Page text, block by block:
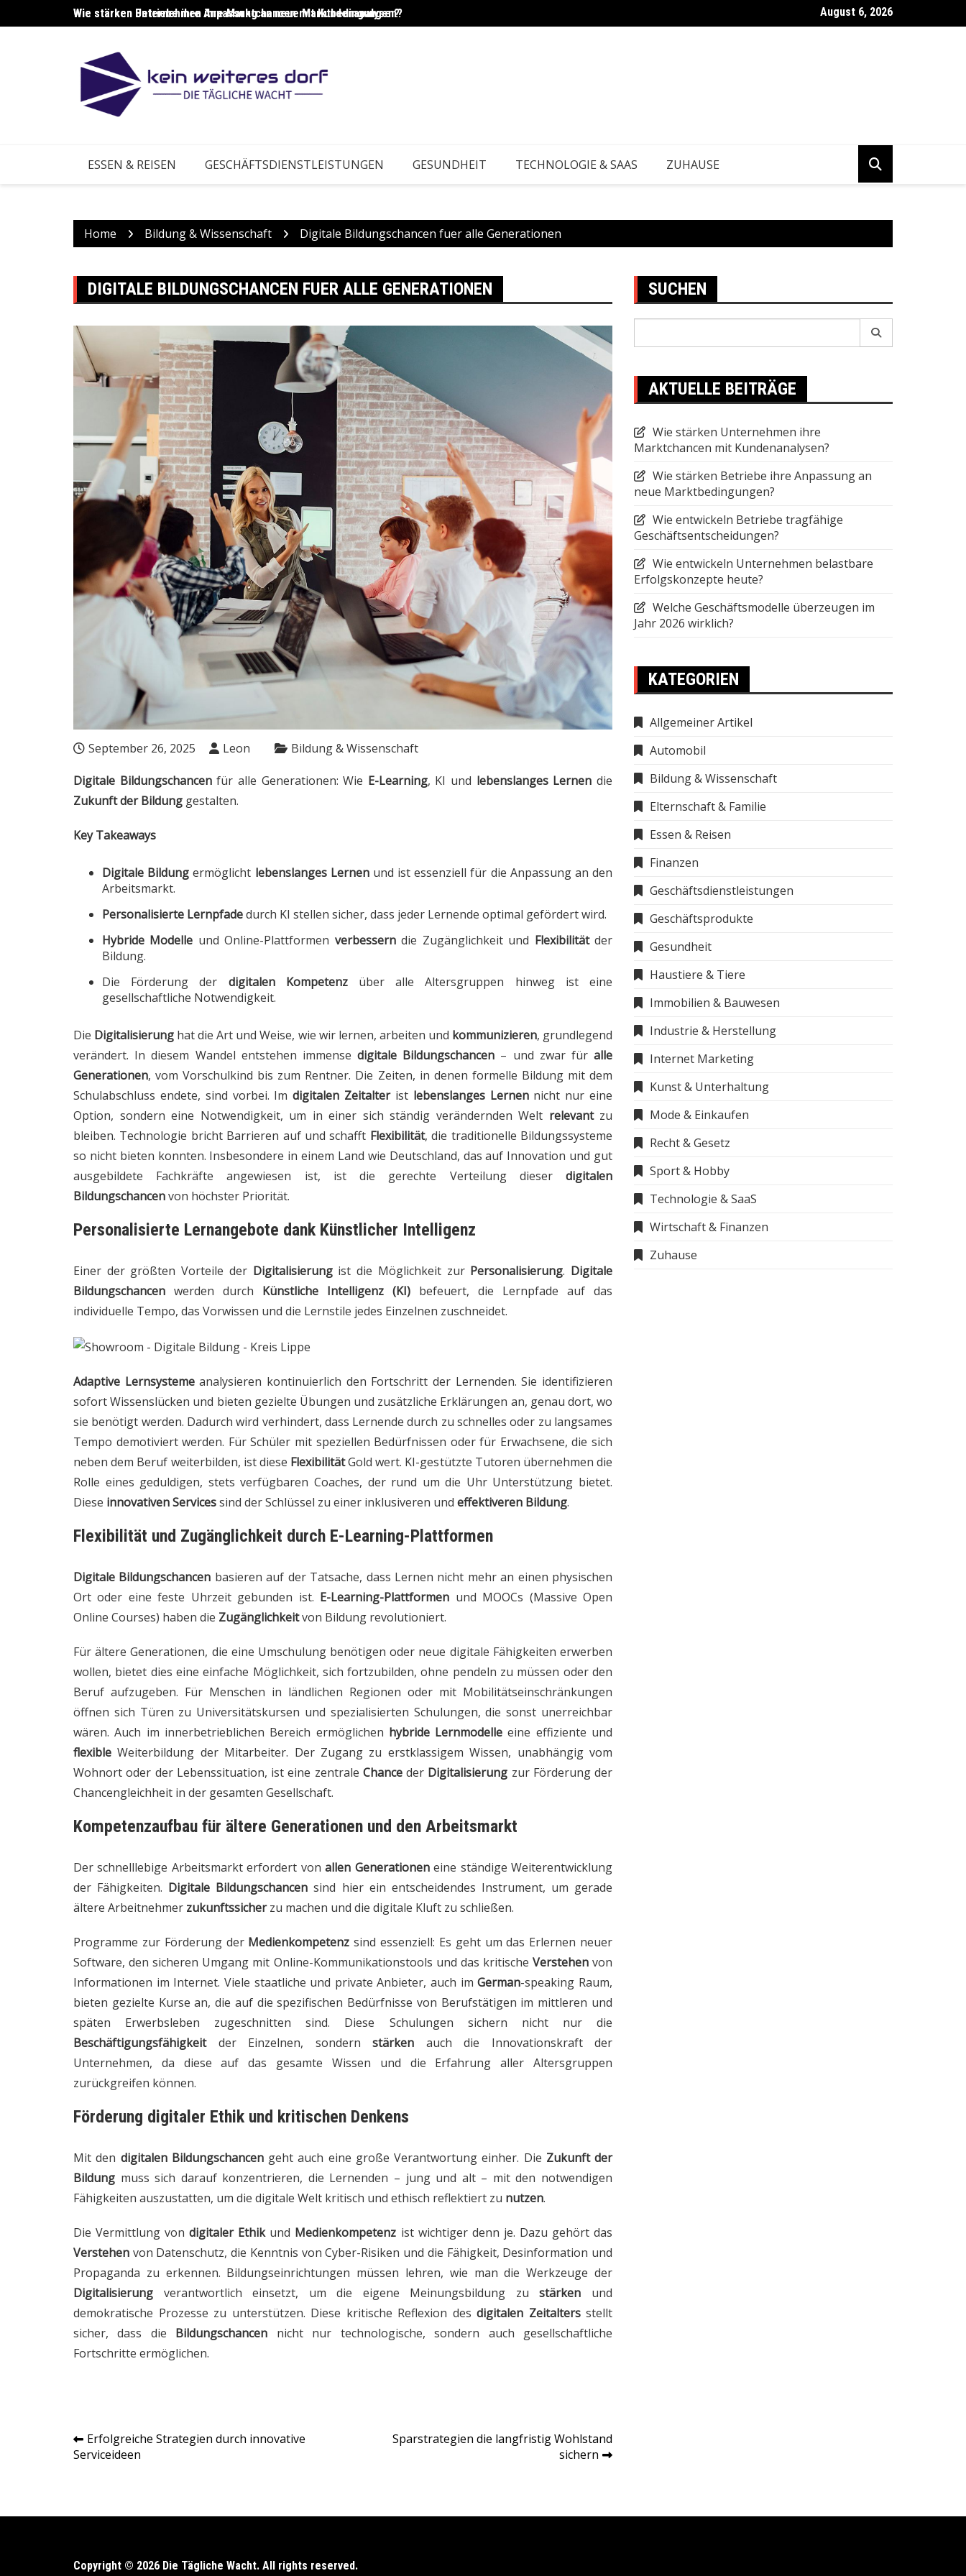
to
Wie stärken Unternehmen ihre Marktchancen mit Kundenanalysen?
Wie stärken Betriebe ihre Anpassung an neue Marktbedingungen? Wie entwickeln Betriebe tragfähige Geschäftsentscheidungen?
August 6, 2026
ESSEN & REISEN GESCHÄFTSDIENSTLEISTUNGEN GESUNDHEIT TECHNOLOGIE & SAAS ZUHAUSE
Home Bildung & Wissenschaft Digitale Bildungschancen fuer alle Generationen
DIGITALE BILDUNGSCHANCEN FUER ALLE GENERATIONEN
September 26, 2025 Leon Bildung & Wissenschaft
Digitale Bildungschancenfür alle Generationen: Wie E-Learning, KI und lebenslanges Lernen die
Zukunft der Bildung gestalten.
Key Takeaways
Digitale Bildung ermöglicht lebenslanges Lernenund ist essenziell für die Anpassung an den
Arbeitsmarkt.
Personalisierte Lernpfadedurch KI stellen sicher, dass jeder Lernende optimal gefördert wird.
Hybride Modelle und Online-Plattformen verbesserndie Zugänglichkeit und Flexibilitätder
Bildung.
Die Förderung der digitalen Kompetenzüber alle Altersgruppen hinweg ist eine
gesellschaftliche Notwendigkeit.
Die Digitalisierung hat die Art und Weise, wie wir lernen, arbeiten und kommunizieren, grundlegend
verändert. In diesem Wandel entstehen immense digitale Bildungschancen – und zwar füralle
Generationen, vom Vorschulkind bis zum Rentner. Die Zeiten, in denen formelle Bildung mit dem
Schulabschluss endete, sind vorbei. Imdigitalen Zeitalterist lebenslanges Lernennicht nur eine
Option, sondern eine Notwendigkeit, um in einer sich ständig verändernden Welt relevantzu
bleiben. Technologie bricht Barrieren auf und schafft Flexibilität, die traditionelle Bildungssysteme
so nicht bieten konnten. Insbesondere in einem Land wie Deutschland, das auf Innovation und gut
ausgebildete Fachkräfte angewiesen ist, ist die gerechte Verteilung dieser digitalen
Bildungschancenvon höchster Priorität.
Personalisierte Lernangebote dank Künstlicher Intelligenz
Einer der größten Vorteile der Digitalisierungist die Möglichkeit zur Personalisierung. Digitale
Bildungschancen werden durch Künstliche Intelligenz (KI) befeuert, die Lernpfade auf das
individuelle Tempo, das Vorwissen und die Lernstile jedes Einzelnen zuschneidet.
Adaptive Lernsystemeanalysieren kontinuierlich den Fortschritt der Lernenden. Sie identifizieren
sofort Wissenslücken und bieten gezielte Übungen und zusätzliche Erklärungen an, genau dort, wo
sie benötigt werden. Dadurch wird verhindert, dass Lernende durch zu schnelles oder zu langsames
Tempo demotiviert werden. Für Schüler mit speziellen Bedürfnissen oder für Erwachsene, die sich
neben dem Beruf weiterbilden, ist diese FlexibilitätGold wert. KI-gestützte Tutoren übernehmen die
Rolle eines geduldigen, stets verfügbaren Coaches, der rund um die Uhr Unterstützung bietet.
Diese innovativen Servicessind der Schlüssel zu einer inklusiveren und effektiveren Bildung.
Flexibilität und Zugänglichkeit durch E-Learning-Plattformen
Digitale Bildungschancen basieren auf der Tatsache, dass Lernen nicht mehr an einen physischen
Ort oder eine feste Uhrzeit gebunden ist. E-Learning-Plattformen und MOOCs (Massive Open
Online Courses) haben die Zugänglichkeitvon Bildung revolutioniert.
Für ältere Generationen, die eine Umschulung benötigen oder neue digitale Fähigkeiten erwerben
wollen, bietet dies eine einfache Möglichkeit, sich fortzubilden, ohne pendeln zu müssen oder den
Beruf aufzugeben. Für Menschen in ländlichen Regionen oder mit Mobilitätseinschränkungen
öffnen sich Türen zu Universitätskursen und spezialisierten Schulungen, die sonst unerreichbar
wären. Auch im innerbetrieblichen Bereich ermöglichen hybride Lernmodelle eine effiziente und
flexible Weiterbildung der Mitarbeiter. Der Zugang zu erstklassigem Wissen, unabhängig vom
Wohnort oder der Lebenssituation, ist eine zentrale Chanceder Digitalisierung zur Förderung der
Chancengleichheit in der gesamten Gesellschaft.
Kompetenzaufbau für ältere Generationen und den Arbeitsmarkt
Der schnelllebige Arbeitsmarkt erfordert vonallen Generationeneine ständige Weiterentwicklung
der Fähigkeiten. Digitale Bildungschancen sind hier ein entscheidendes Instrument, um gerade
ältere Arbeitnehmer zukunftssicherzu machen und die digitale Kluft zu schließen.
Programme zur Förderung der Medienkompetenz sind essenziell: Es geht um das Erlernen neuer
Software, den sicheren Umgang mit Online-Kommunikationstools und das kritische Verstehenvon
Informationen im Internet. Viele staatliche und private Anbieter, auch imGerman-speaking Raum,
bieten gezielte Kurse an, die auf die spezifischen Bedürfnisse von Berufstätigen im mittleren und
späten Erwerbsleben zugeschnitten sind. Diese Schulungen sichern nicht nur die
Beschäftigungsfähigkeitder Einzelnen, sondern stärken auch die Innovationskraft der
Unternehmen, da diese auf das gesamte Wissen und die Erfahrung aller Altersgruppen
zurückgreifen können.
Förderung digitaler Ethik und kritischen Denkens
Mit den digitalen Bildungschancengeht auch eine große Verantwortung einher. Die Zukunft der
Bildung muss sich darauf konzentrieren, die Lernenden – jung und alt – mit den notwendigen
Fähigkeiten auszustatten, um die digitale Welt kritisch und ethisch reflektiert zu nutzen.
Die Vermittlung vondigitaler Ethikund Medienkompetenz ist wichtiger denn je. Dazu gehört das
Verstehen von Datenschutz, die Kenntnis von Cyber-Risiken und die Fähigkeit, Desinformation und
Propaganda zu erkennen. Bildungseinrichtungen müssen lehren, wie man die Werkzeuge der
Digitalisierung verantwortlich einsetzt, um die eigene Meinungsbildung zustärken und
demokratische Prozesse zu unterstützen. Diese kritische Reflexion des digitalen Zeitaltersstellt
sicher, dass die Bildungschancen nicht nur technologische, sondern auch gesellschaftliche
Fortschritte ermöglichen.
Post
Erfolgreiche Strategien durch innovative
Serviceideen
Sparstrategien die langfristig Wohlstand
sichern
SUCHEN
AKTUELLE BEITRÄGE
Wie stärken Unternehmen ihre
Marktchancen mit Kundenanalysen?
Wie stärken Betriebe ihre Anpassung an
neue Marktbedingungen?
Wie entwickeln Betriebe tragfähige
Geschäftsentscheidungen?
Wie entwickeln Unternehmen belastbare
Erfolgskonzepte heute?
Welche Geschäftsmodelle überzeugen im
Jahr 2026 wirklich?
KATEGORIEN
Allgemeiner Artikel
Automobil
Bildung & Wissenschaft
Elternschaft & Familie
Essen & Reisen
Finanzen
Geschäftsdienstleistungen
Geschäftsprodukte
Gesundheit
Haustiere & Tiere
Immobilien & Bauwesen
Industrie & Herstellung
Internet Marketing
Kunst & Unterhaltung
Mode & Einkaufen
Recht & Gesetz
Sport & Hobby
Technologie & SaaS
Wirtschaft & Finanzen
Zuhause
Copyright © 2026 Die Tägliche Wacht. All rights reserved.